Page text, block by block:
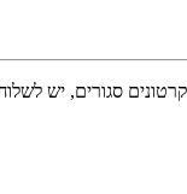
סגורים, יש